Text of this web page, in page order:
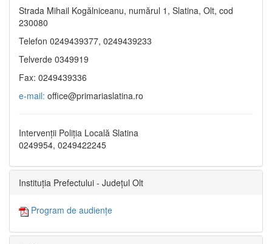
Strada Mihail Kogălniceanu, numărul 1, Slatina, Olt, cod
230080
Telefon 0249439377, 0249439233
Telverde 0349919
Fax: 0249439336
e-mail: office@primariaslatina.ro
Intervenții Poliția Locală Slatina
0249954, 0249422245
Instituția Prefectului - Județul Olt
Program de audiențe